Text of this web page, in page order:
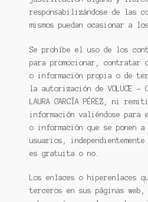
responsabilizándose de las
mismos puedan ocasionar a
Se prohíbe el uso de los
para promocionar, contratar
o información propia o de
la autorización de VOLUCE –
LAURA GARCÍA PÉREZ, ni
información valiéndose
o información que se ponen
usuarios,
es gratuita o no.
Los enlaces o hiperenlaces
terceros en sus páginas